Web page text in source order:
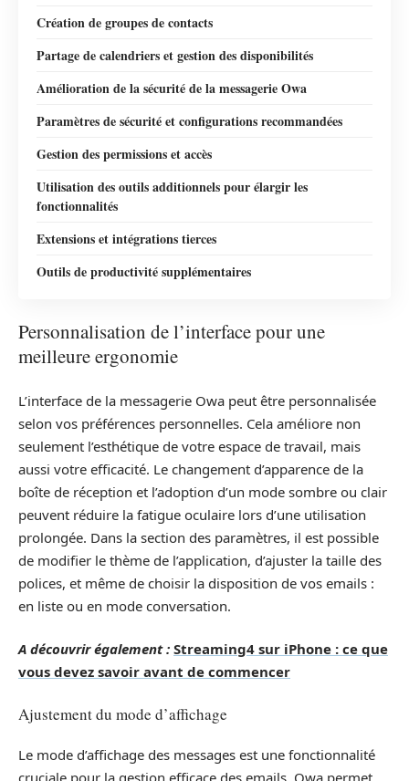
Création de groupes de contacts
Partage de calendriers et gestion des disponibilités
Amélioration de la sécurité de la messagerie Owa
Paramètres de sécurité et configurations recommandées
Gestion des permissions et accès
Utilisation des outils additionnels pour élargir les
fonctionnalités
Extensions et intégrations tierces
Outils de productivité supplémentaires
Personnalisation de l’interface pour une
meilleure ergonomie
L’interface de la messagerie Owa peut être personnalisée
selon vos préférences personnelles. Cela améliore non
seulement l’esthétique de votre espace de travail, mais
aussi votre efficacité. Le changement d’apparence de la
boîte de réception et l’adoption d’un mode sombre ou clair
peuvent réduire la fatigue oculaire lors d’une utilisation
prolongée. Dans la section des paramètres, il est possible
de modifier le thème de l’application, d’ajuster la taille des
polices, et même de choisir la disposition de vos emails :
en liste ou en mode conversation.
A découvrir également : Streaming4 sur iPhone : ce que
vous devez savoir avant de commencer
Ajustement du mode d’affichage
Le mode d’affichage des messages est une fonctionnalité
cruciale pour la gestion efficace des emails. Owa permet